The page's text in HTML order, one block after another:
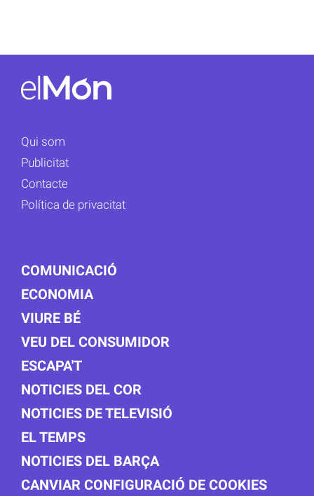
Qui som
Publicitat
Contacte
Política de privacitat
COMUNICACIÓ
ECONOMIA
VIURE BÉ
VEU DEL CONSUMIDOR
ESCAPA'T
NOTICIES DEL COR
NOTICIES DE TELEVISIÓ
EL TEMPS
NOTICIES DEL BARÇA
CANVIAR CONFIGURACIÓ DE COOKIES